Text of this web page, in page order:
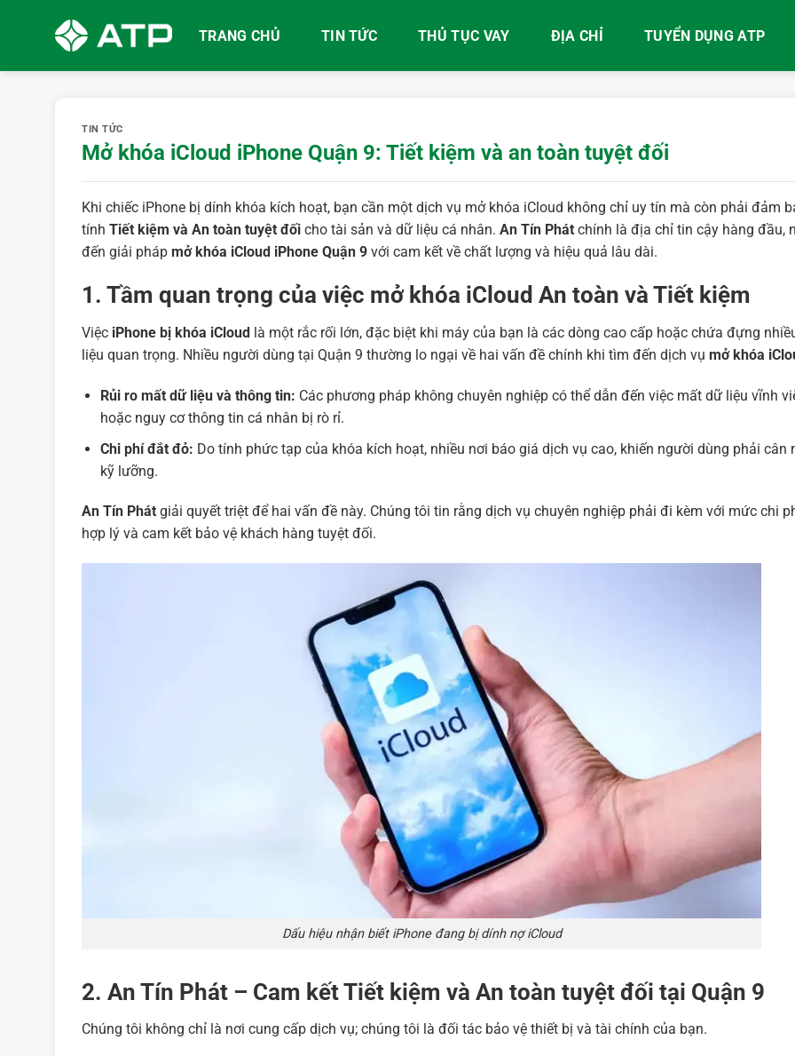
dung
TRANG CHỦ TIN TỨC THỦ TỤC VAY ĐỊA CHỈ TUYỂN DỤNG ATP
TIN TỨC
Mở khóa iCloud iPhone Quận 9: Tiết kiệm và an toàn tuyệt đối
Khi chiếc iPhone bị dính khóa kích hoạt, bạn cần một dịch vụ mở khóa iCloud không chỉ uy tín mà còn phải đảm
tính Tiết kiệm và An toàn tuyệt đối cho tài sản và dữ liệu cá nhân. An Tín Phát chính là địa chỉ tin cậy hàng đầu,
đến giải pháp mở khóa iCloud iPhone Quận 9 với cam kết về chất lượng và hiệu quả lâu dài.
1. Tầm quan trọng của việc mở khóa iCloud An toàn và Tiết kiệm
Việc iPhone bị khóa iCloud
là một rắc rối lớn, đặc biệt khi máy của bạn là các dòng cao cấp hoặc chứa đựng
liệu quan trọng. Nhiều người dùng tại Quận 9 thường lo ngại về hai vấn đề chính khi tìm đến dịch vụ mở khóa
Rủi ro mất dữ liệu và thông tin: Các phương pháp không chuyên nghiệp có thể dẫn đến việc mất dữ liệu vĩnh
hoặc nguy cơ thông tin cá nhân bị rò rỉ.
Chi phí đắt đỏ: Do tính phức tạp của khóa kích hoạt, nhiều nơi báo giá dịch vụ cao, khiến người dùng phải cân
kỹ lưỡng.
An Tín Phát giải quyết triệt để hai vấn đề này. Chúng tôi tin rằng dịch vụ chuyên nghiệp phải đi kèm với mức chi
hợp lý và cam kết bảo vệ khách hàng tuyệt đối.
Dấu hiệu nhận biết iPhone đang bị dính nợ iCloud
2. An Tín Phát – Cam kết Tiết kiệm và An toàn tuyệt đối tại Quận 9
Chúng tôi không chỉ là nơi cung cấp dịch vụ; chúng tôi là đối tác bảo vệ thiết bị và tài chính của bạn.